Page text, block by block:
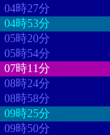
04時27分
04時53分
05時20分
05時54分
07時11分
08時24分
08時58分
09時25分
09時50分